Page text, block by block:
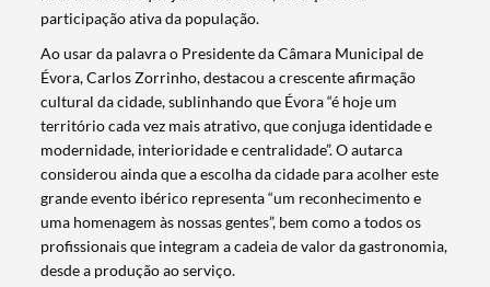
participação ativa da população.
Ao usar da palavra o Presidente da Câmara Municipal de
Évora, Carlos Zorrinho, destacou a crescente afirmação
cultural da cidade, sublinhando que Évora “é hoje um
território cada vez mais atrativo, que conjuga identidade e
modernidade, interioridade e centralidade”. O autarca
considerou ainda que a escolha da cidade para acolher este
grande evento ibérico representa “um reconhecimento e
uma homenagem às nossas gentes”, bem como a todos os
profissionais que integram a cadeia de valor da gastronomia,
desde a produção ao serviço.